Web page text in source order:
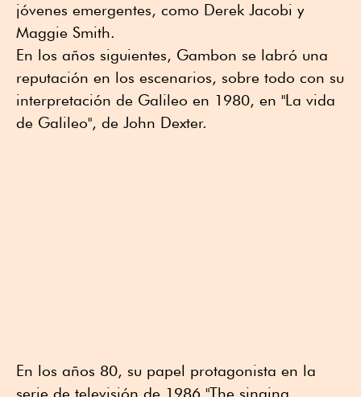
jóvenes emergentes, como Derek Jacobi y
Maggie Smith.
En los años siguientes, Gambon se labró una
reputación en los escenarios, sobre todo con su
interpretación de Galileo en 1980, en "La vida
de Galileo", de John Dexter.
En los años 80, su papel protagonista en la
serie de televisión de 1986 "The singing